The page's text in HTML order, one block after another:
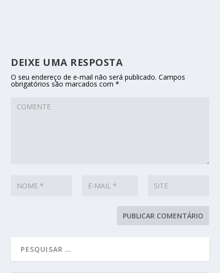
DEIXE UMA RESPOSTA
O seu endereço de e-mail não será publicado. Campos
obrigatórios são marcados com*